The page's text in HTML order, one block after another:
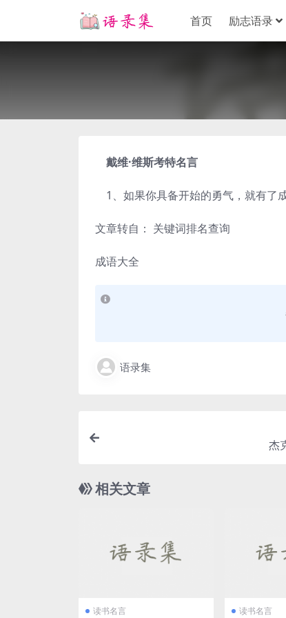
首页 励志语录
戴维·维斯考特名言
1、如果你具备开始的勇气，就有了
文章转自： 关键词排名查询
成语大全
语录集
杰
相关文章
读书名言 读书名言